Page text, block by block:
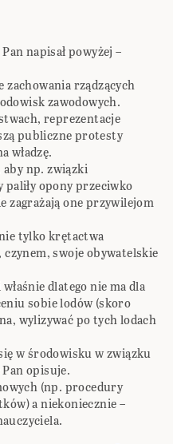
napisał powyżej –
zachowania rządzących
zawodowych.
reprezentacje
publiczne protesty
władzę.
np. związki
paliły opony przeciwko
zagrażają one przywilejom
tylko krętactwa
swoje obywatelskie
dlatego nie ma dla
sobie lodów (skoro
wylizywać po tych lodach
w środowisku w związku
opisuje.
(np. procedury
a niekoniecznie –